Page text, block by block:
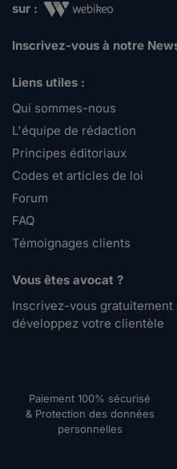
sur :
Inscrivez-vous à notre
Liens utiles :
Qui sommes-nous
L'équipe de rédaction
Principes éditoriaux
Codes et articles de loi
Forum
FAQ
Témoignages clients
Vous êtes avocat ?
Inscrivez-vous
développez votre clientèle
Paiement 100% sécurisé
& Protection des données
personnelles